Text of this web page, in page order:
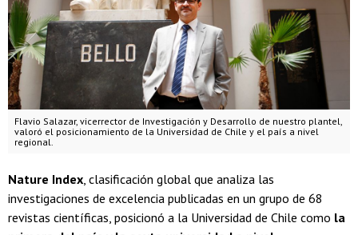
Flavio Salazar, vicerrector de Investigación y Desarrollo de nuestro plantel,
valoró el posicionamiento de la Universidad de Chile y el país a nivel
regional.
Nature Index , clasificación global que analiza las
investigaciones de excelencia publicadas en un grupo de 68
revistas científicas, posicionó a la Universidad de Chile como la